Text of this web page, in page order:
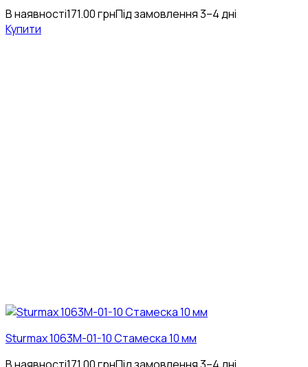
В наявності171.00грнПід замовлення 3–4 дні
Купити
Sturmax 1063M-01-10 Стамеска 10 мм